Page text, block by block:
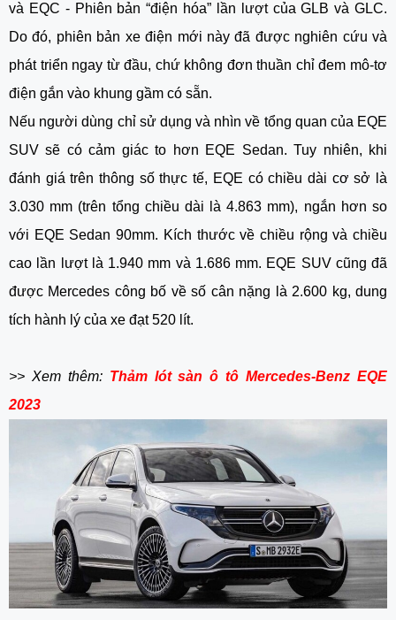
và EQC - Phiên bản “điện hóa” lần lượt của GLB và GLC.
Do đó, phiên bản xe điện mới này đã được nghiên cứu và
phát triển ngay từ đầu, chứ không đơn thuần chỉ đem mô-tơ
điện gắn vào khung gầm có sẵn.
Nếu người dùng chỉ sử dụng và nhìn về tổng quan của EQE
SUV sẽ có cảm giác to hơn EQE Sedan. Tuy nhiên, khi
đánh giá trên thông số thực tế, EQE có chiều dài cơ sở là
3.030 mm (trên tổng chiều dài là 4.863 mm), ngắn hơn so
với EQE Sedan 90mm. Kích thước về chiều rộng và chiều
cao lần lượt là 1.940 mm và 1.686 mm. EQE SUV cũng đã
được Mercedes công bố về số cân nặng là 2.600 kg, dung
tích hành lý của xe đạt 520 lít.
>> Xem thêm: Thảm lót sàn ô tô Mercedes-Benz EQE
2023